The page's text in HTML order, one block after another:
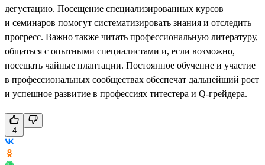
дегустацию. Посещение специализированных курсов
и семинаров помогут систематизировать знания и отследить
прогресс. Важно также читать профессиональную литературу,
общаться с опытными специалистами и, если возможно,
посещать чайные плантации. Постоянное обучение и участие
в профессиональных сообществах обеспечат дальнейший рост
и успешное развитие в профессиях титестера и Q-грейдера.
4